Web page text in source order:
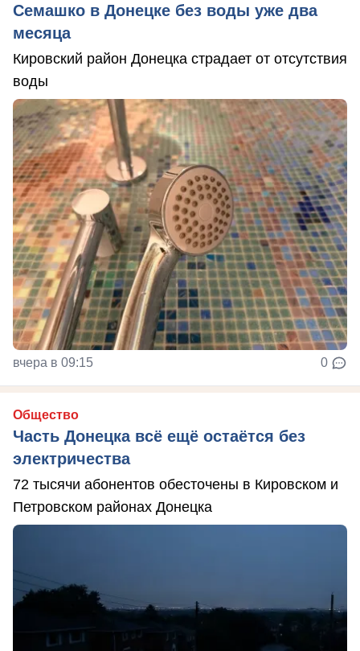
Семашко в Донецке без воды уже два
месяца
Кировский район Донецка страдает от отсутствия
воды
вчера в 09:15 0
Общество
Часть Донецка всё ещё остаётся без
электричества
72 тысячи абонентов обесточены в Кировском и
Петровском районах Донецка